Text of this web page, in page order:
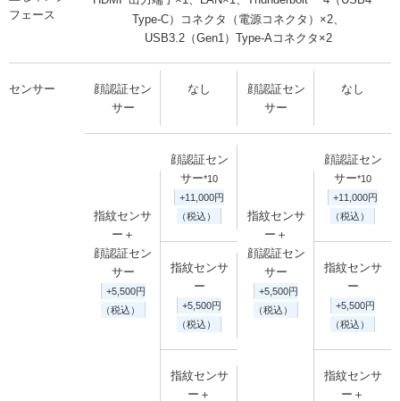
フェース
Type-C）コネクタ（電源コネクタ）×2、
USB3.2（Gen1）Type-Aコネクタ×2
センサー
顔認証セン
サー
なし
顔認証セン
サー
なし
指紋センサ
ー＋
顔認証セン
サー
+5,500円
（税込）
顔認証セン
サー*10
+11,000円
（税込）
指紋センサ
ー＋
顔認証セン
サー
+5,500円
（税込）
顔認証セン
サー*10
+11,000円
（税込）
指紋センサ
ー
+5,500円
（税込）
指紋センサ
ー
+5,500円
（税込）
指紋センサ
ー＋
指紋センサ
ー＋